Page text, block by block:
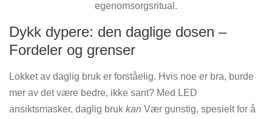
egenomsorgsritual.
Dykk dypere: den daglige dosen –
Fordeler og grenser
Lokket av daglig bruk er forståelig. Hvis noe er bra, burde
mer av det være bedre, ikke sant? Med LED
ansiktsmasker, daglig bruk kan Vær gunstig, spesielt for å